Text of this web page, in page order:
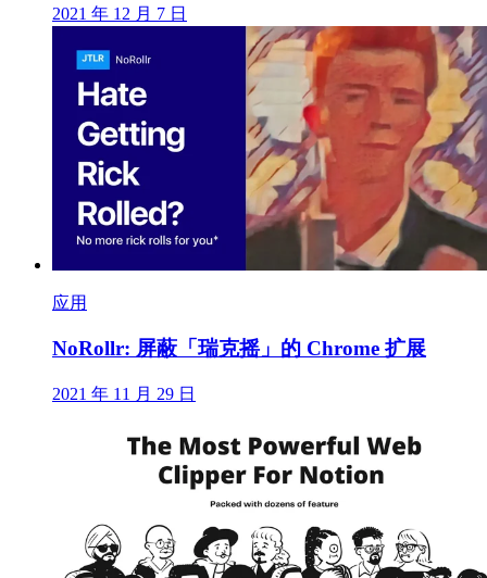
2021 年 12 月 7 日
应用
NoRollr: 屏蔽「瑞克摇」的 Chrome 扩展
2021 年 11 月 29 日